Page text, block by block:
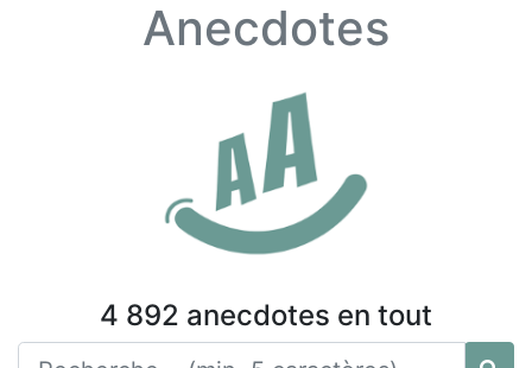
Anecdotes
4 892 anecdotes en tout